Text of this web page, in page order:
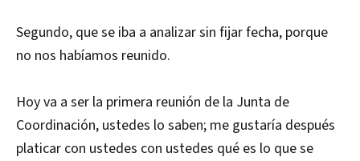
Segundo, que se iba a analizar sin fijar fecha, porque
no nos habíamos reunido.
Hoy va a ser la primera reunión de la Junta de
Coordinación, ustedes lo saben; me gustaría después
platicar con ustedes con ustedes qué es lo que se